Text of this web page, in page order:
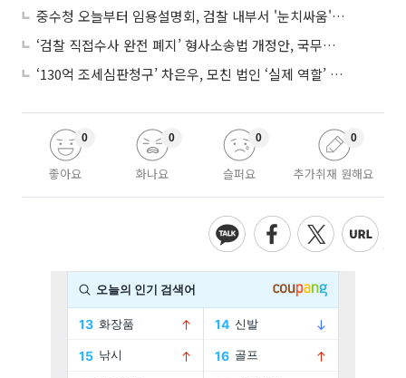
중수청 오늘부터 임용설명회, 검찰 내부서 '눈치싸움' 기류변화도
‘검찰 직접수사 완전 폐지’ 형사소송법 개정안, 국무회의 통과
‘130억 조세심판청구’ 차은우, 모친 법인 ‘실제 역할’ 다툴 듯
좋아요
0
화나요
0
슬퍼요
0
추가취재 원해요
0